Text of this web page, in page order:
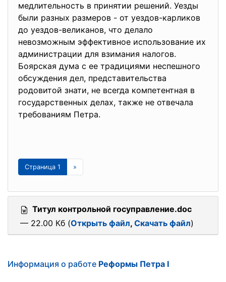
медлительность в принятии решений. Уезды
были разных размеров - от уездов-карликов
до уездов-великанов, что делало
невозможным эффективное использование их
администрации для взимания налогов.
Боярская дума с ее традициями неспешного
обсуждения дел, представительства
родовитой знати, не всегда компетентная в
государственных делах, также не отвечала
требованиям Петра.
Страница 1 »
Титул контрольной госуправление.doc
— 22.00 Кб (Открыть файл, Скачать файл)
Информация о работе Реформы Петра I